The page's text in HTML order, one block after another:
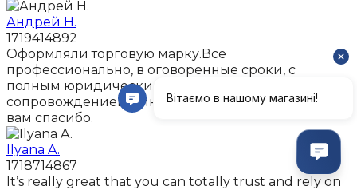
Андрей Н.
1719414892
Оформляли торговую марку.Все
профессионально, в оговорённые сроки, с
полным юридическим
сопровождением.Виктория, Ирина - искренне
вам спасибо.
Ilyana A.
1718714867
It’s really great that you can totally trust and rely on